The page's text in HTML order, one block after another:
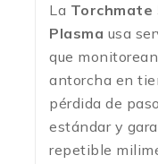
La Torchmate
Plasma usa
que
antorcha en
pérdida de
estándar y
repetible